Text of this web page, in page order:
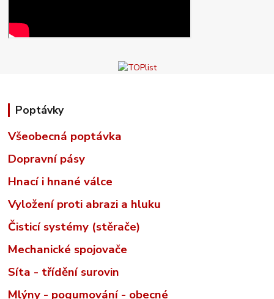
Poptávky
Všeobecná poptávka
Dopravní pásy
Hnací i hnané válce
Vyložení proti abrazi a hluku
Čisticí systémy (stěrače)
Mechanické spojovače
Síta - třídění surovin
Mlýny - pogumování - obecné